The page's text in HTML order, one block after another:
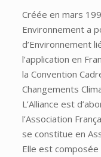
Créée en mars
Environnement a
d’Environnement
l’application en
la Convention
Changements
L’Alliance est
l’Association
se constitue en
Elle est